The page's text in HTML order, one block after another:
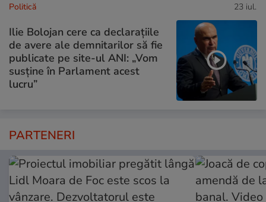
Politică 23 iul.
Ilie Bolojan cere ca declarațiile
de avere ale demnitarilor să fie
publicate pe site-ul ANI: „Vom
susține în Parlament acest
lucru”
PARTENERI